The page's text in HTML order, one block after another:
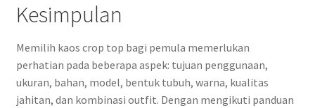
Kesimpulan
Memilih kaos crop top bagi pemula memerlukan
perhatian pada beberapa aspek: tujuan penggunaan,
ukuran, bahan, model, bentuk tubuh, warna, kualitas
jahitan, dan kombinasi outfit. Dengan mengikuti panduan